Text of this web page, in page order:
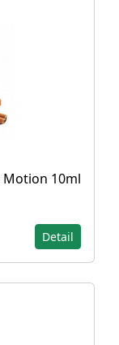
Motion 10ml
Detail